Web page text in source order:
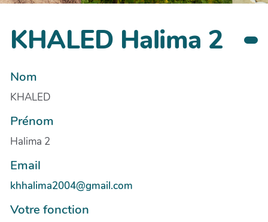
KHALED Halima 2
Nom
KHALED
Prénom
Halima 2
Email
khhalima2004@gmail.com
Votre fonction